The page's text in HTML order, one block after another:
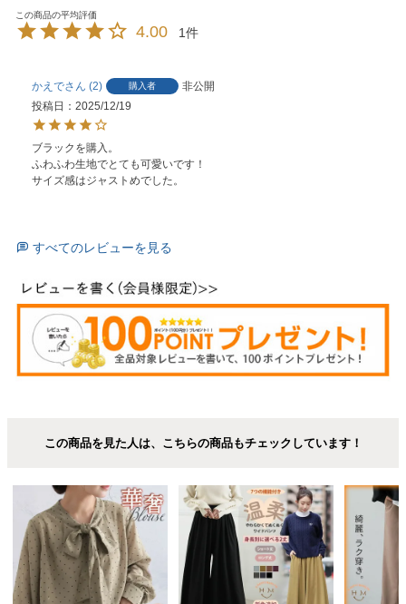
4.00 1
かえで 2 購入者
非公開
投稿日
2025/12/19
ブラックを購入。
ふわふわ生地でとても可愛いです！
すべてのレビューを見る
この商品を見た人は、こちらの商品もチェックしています！